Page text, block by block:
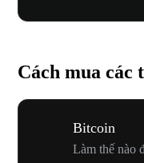
Cách mua các
Bitcoin
Làm thế nào